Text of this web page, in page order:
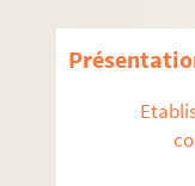
Colette. La
Henry
Arthur